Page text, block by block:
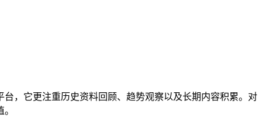
，它更注重历史资料回顾、趋势观察以及长期内容积累。对